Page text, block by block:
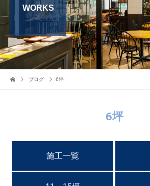
WORKS
ブログ 6坪
6坪
施工一覧